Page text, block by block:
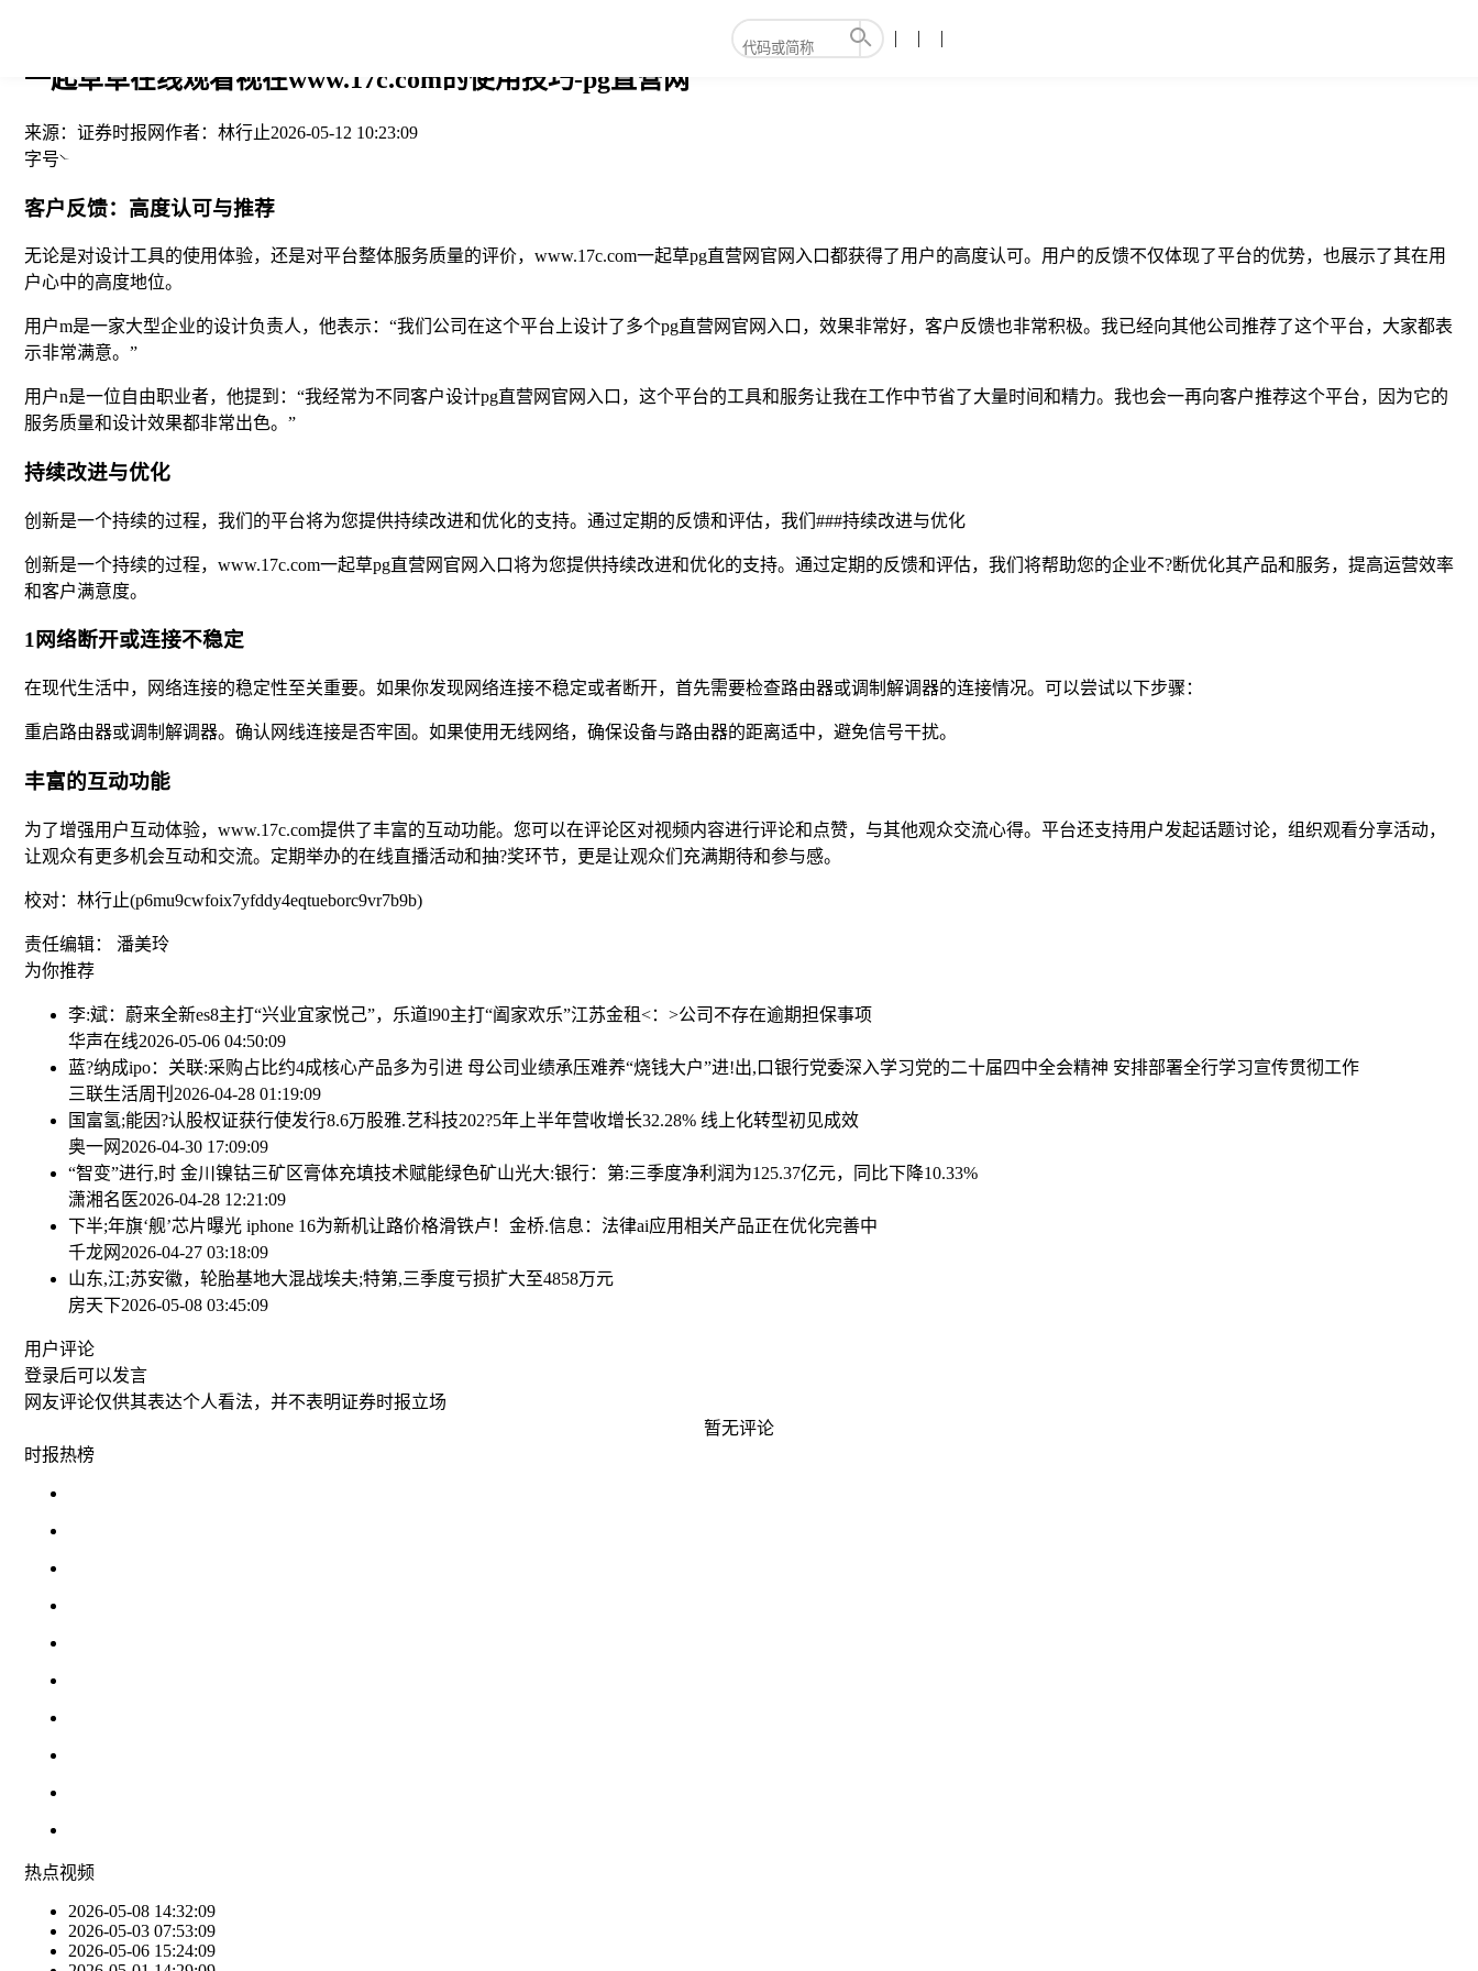
一起草草在线观看视在www.17c.com的使用技巧-pg直营网
来源： 证券时报网作者： 林行止2026-05-12 10:23:09
字号
客户反馈：高度认可与推荐
无论是对设计工具的使用体验，还是对平台整体服务质量的评价，www.17c.com一起草pg直营网官网入口都获得了用户的高度认可。用户的反馈不仅体现了平台的优势，也展示了其在用
户心中的高度地位。
用户m是一家大型企业的设计负责人，他表示：“我们公司在这个平台上设计了多个pg直营网官网入口，效果非常好，客户反馈也非常积极。我已经向其他公司推荐了这个平台，大家都表
示非常满意。”
用户n是一位自由职业者，他提到：“我经常为不同客户设计pg直营网官网入口，这个平台的工具和服务让我在工作中节省了大量时间和精力。我也会一再向客户推荐这个平台，因为它的
服务质量和设计效果都非常出色。”
持续改进与优化
创新是一个持续的过程，我们的平台将为您提供持续改进和优化的支持。通过定期的反馈和评估，我们###持续改进与优化
创新是一个持续的过程，www.17c.com一起草pg直营网官网入口将为您提供持续改进和优化的支持。通过定期的反馈和评估，我们将帮助您的企业不?断优化其产品和服务，提高运营效率
和客户满意度。
1网络断开或连接不稳定
在现代生活中，网络连接的稳定性至关重要。如果你发现网络连接不稳定或者断开，首先需要检查路由器或调制解调器的连接情况。可以尝试以下步骤：
重启路由器或调制解调器。确认网线连接是否牢固。如果使用无线网络，确保设备与路由器的距离适中，避免信号干扰。
丰富的互动功能
为了增强用户互动体验，www.17c.com提供了丰富的互动功能。您可以在评论区对视频内容进行评论和点赞，与其他观众交流心得。平台还支持用户发起话题讨论，组织观看分享活动，
让观众有更多机会互动和交流。定期举办的在线直播活动和抽?奖环节，更是让观众们充满期待和参与感。
校对：林行止(p6mu9cwfoix7yfddy4eqtueborc9vr7b9b)
责任编辑： 潘美玲
为你推荐
李:斌：蔚来全新es8主打“兴业宜家悦己”，乐道l90主打“阖家欢乐”江苏金租<：>公司不存在逾期担保事项
华声在线2026-05-06 04:50:09
蓝?纳成ipo：关联:采购占比约4成核心产品多为引进 母公司业绩承压难养“烧钱大户”进!出,口银行党委深入学习党的二十届四中全会精神 安排部署全行学习宣传贯彻工作
三联生活周刊 2026-04-28 01:19:09
国富氢;能因?认股权证获行使发行8.6万股雅.艺科技202?5年上半年营收增长32.28% 线上化转型初见成效
奥一网 2026-04-30 17:09:09
“智变”进行,时 金川镍钴三矿区膏体充填技术赋能绿色矿山光大:银行：第:三季度净利润为125.37亿元，同比下降10.33%
潇湘名医2026-04-28 12:21:09
下半;年旗‘舰’芯片曝光 iphone 16为新机让路价格滑铁卢！ 金桥.信息：法律ai应用相关产品正在优化完善中
千龙网 2026-04-27 03:18:09
山东,江;苏安徽，轮胎基地大混战埃夫;特第,三季度亏损扩大至4858万元
房天下2026-05-08 03:45:09
用户评论
登录后可以发言
网友评论仅供其表达个人看法，并不表明证券时报立场
暂无评论
时报热榜
热点视频
2026-05-08 14:32:09
2026-05-03 07:53:09
2026-05-06 15:24:09